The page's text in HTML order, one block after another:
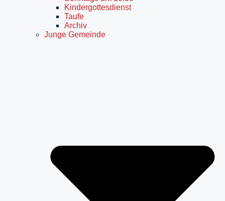
Kindergottesdienst
Taufe
Archiv
Junge Gemeinde